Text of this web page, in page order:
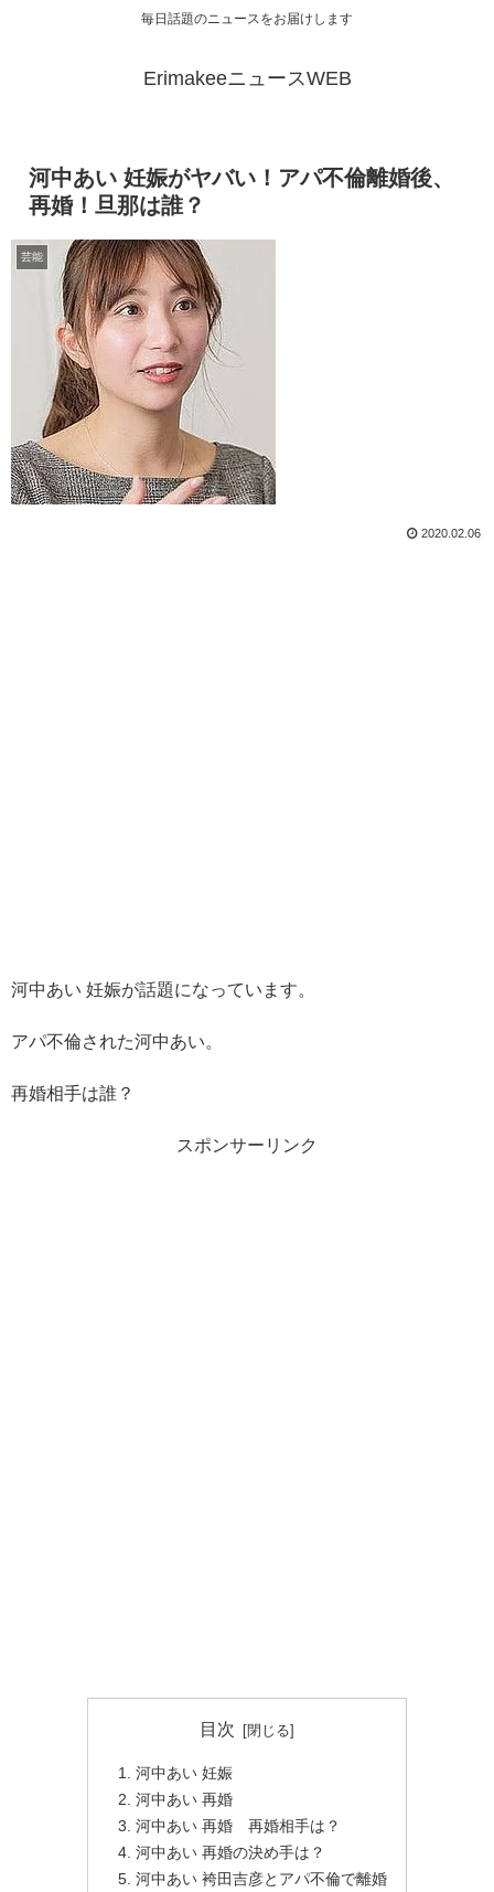
毎日話題のニュースをお届けします
ErimakeeニュースWEB
河中あい 妊娠がヤバい！アパ不倫離婚後、
再婚！旦那は誰？
芸能
2020.02.06
河中あい 妊娠が話題になっています。
アパ不倫された河中あい。
再婚相手は誰？
スポンサーリンク
目次
河中あい 妊娠
河中あい 再婚
河中あい 再婚 再婚相手は？
河中あい 再婚の決め手は？
河中あい 袴田吉彦とアパ不倫で離婚